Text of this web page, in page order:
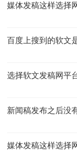
媒体发稿这样选择
百度上搜到的软文
选择软文发稿网平
新闻稿发布之后没
媒体发稿这样选择